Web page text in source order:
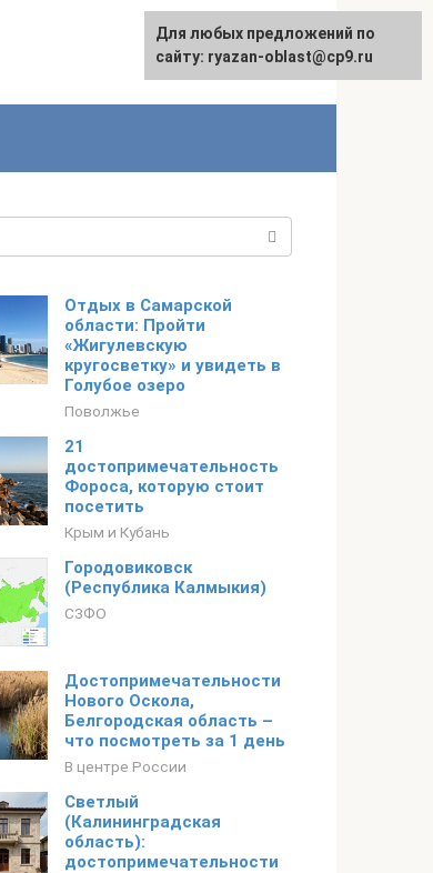
Отдых в Самарской
области: Пройти
«Жигулевскую
кругосветку» и увидеть в
Голубое озеро
Поволжье
21
достопримечательность
Фороса, которую стоит
посетить
Крым и Кубань
Городовиковск
(Республика Калмыкия)
СЗФО
Достопримечательности
Нового Оскола,
Белгородская область –
что посмотреть за 1 день
В центре России
Светлый
(Калининградская
область):
достопримечательности
Для любых предложений по
сайту: ryazan-oblast@cp9.ru